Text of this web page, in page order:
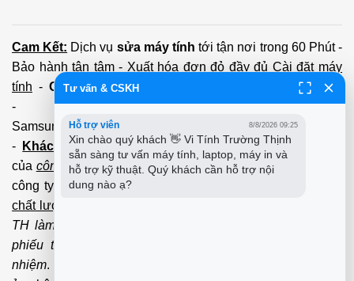
Cam Kết: Dịch vụ sửa máy tính tới tận nơi trong 60 Phút -
Bảo hành tận tâm - Xuất hóa đơn đỏ đầy đủ Cài đặt máy
tính - Cài Win Tận Nơi
(Win7,8,10) 100 - 200,000 vnđ
-Nạp Mực in
(HP,Canon,
Samsung,Brother,Xeroc,Panasonic): 100 - 180,000 vnđ
-
Khách hàng lưu ý:Các số điện thoại trên mới làm
của công ty PCI.Mọi giao dịch vui lòng liên hệ về tổng đài
công ty không liên hệ và làm việc với cá nhân đảm bảo
chất lượng dịch vụ
TH làm việc với cá nhân không qua tổng đài, không có
phiếu thu của
nhiệm. Trân trọng cảm ơn quý Kh đã và đang tin tưởng
Tư vấn & CSKH
Hỗ trợ viên 8/8/2026 09:25
Xin chào quý khách 👋 Vi Tính Trường Thịnh
sẵn sàng tư vấn máy tính, laptop, máy in và
hỗ trợ kỹ thuật. Quý khách cần hỗ trợ nội
dung nào ạ?